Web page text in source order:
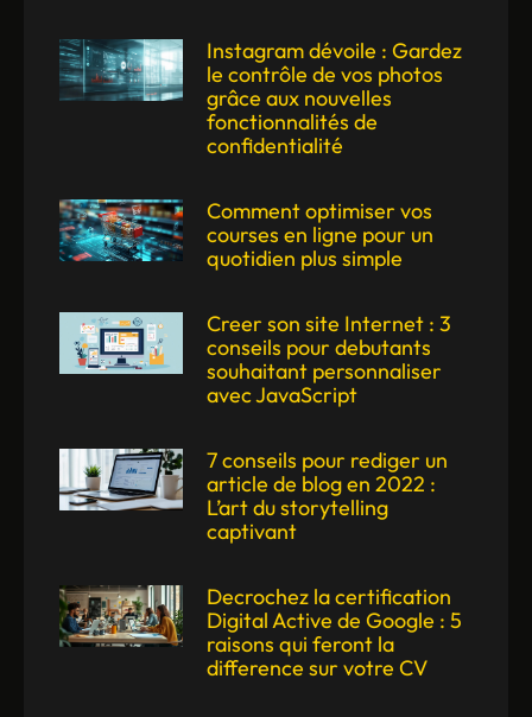
Instagram dévoile : Gardez
le contrôle de vos photos
grâce aux nouvelles
fonctionnalités de
confidentialité
Comment optimiser vos
courses en ligne pour un
quotidien plus simple
Creer son site Internet : 3
conseils pour debutants
souhaitant personnaliser
avec JavaScript
7 conseils pour rediger un
article de blog en 2022 :
L’art du storytelling
captivant
Decrochez la certification
Digital Active de Google : 5
raisons qui feront la
difference sur votre CV